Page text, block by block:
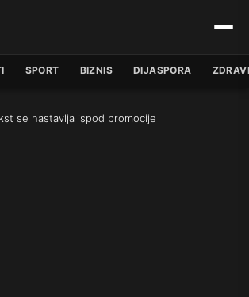
SPORT BIZNIS DIJASPORA
se nastavlja ispod promocije